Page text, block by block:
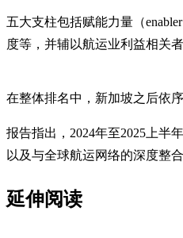
五大支柱包括赋能力量（
度等，并辅以航运业利益相关者
在整体排名中，新加坡之后依
报告指出，2024年至2025上半
以及与全球航运网络的深度整
延伸阅读